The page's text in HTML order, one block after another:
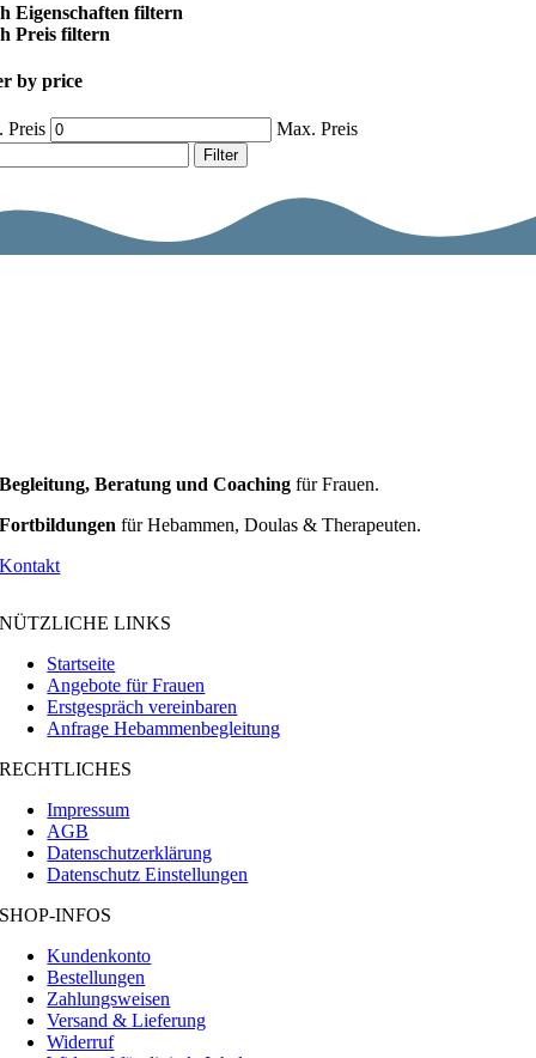
Eigenschaften filtern
Preis filtern
by price
Preis Max. Preis
Filter
Begleitung, Beratung und Coaching für Frauen.
Fortbildungen für Hebammen, Doulas & Therapeuten.
Kontakt
NÜTZLICHE LINKS
Startseite
Angebote für Frauen
Erstgespräch vereinbaren
Anfrage Hebammenbegleitung
RECHTLICHES
Impressum
AGB
Datenschutzerklärung
Datenschutz Einstellungen
SHOP-INFOS
Kundenkonto
Bestellungen
Zahlungsweisen
Versand & Lieferung
Widerruf